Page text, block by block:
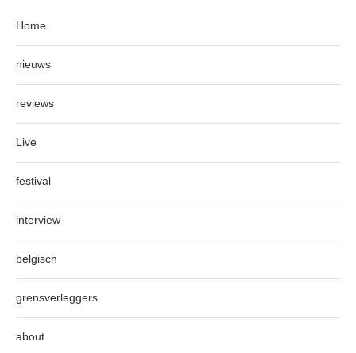
Home
nieuws
reviews
Live
festival
interview
belgisch
grensverleggers
about